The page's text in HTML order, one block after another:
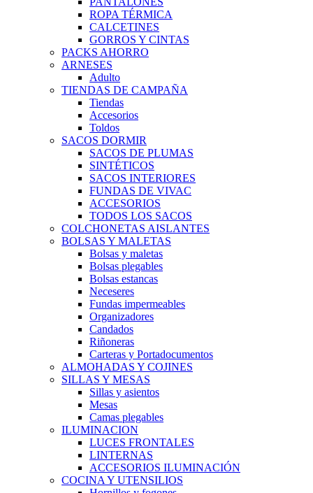
ROPA TÉRMICA
CALCETINES
GORROS Y CINTAS
PACKS AHORRO
ARNESES
Adulto
TIENDAS DE CAMPAÑA
Tiendas
Accesorios
Toldos
SACOS DORMIR
SACOS DE PLUMAS
SINTÉTICOS
SACOS INTERIORES
FUNDAS DE VIVAC
ACCESORIOS
TODOS LOS SACOS
COLCHONETAS AISLANTES
BOLSAS Y MALETAS
Bolsas y maletas
Bolsas plegables
Bolsas estancas
Neceseres
Fundas impermeables
Organizadores
Candados
Riñoneras
Carteras y Portadocumentos
ALMOHADAS Y COJINES
SILLAS Y MESAS
Sillas y asientos
Mesas
Camas plegables
ILUMINACION
LUCES FRONTALES
LINTERNAS
ACCESORIOS ILUMINACIÓN
COCINA Y UTENSILIOS